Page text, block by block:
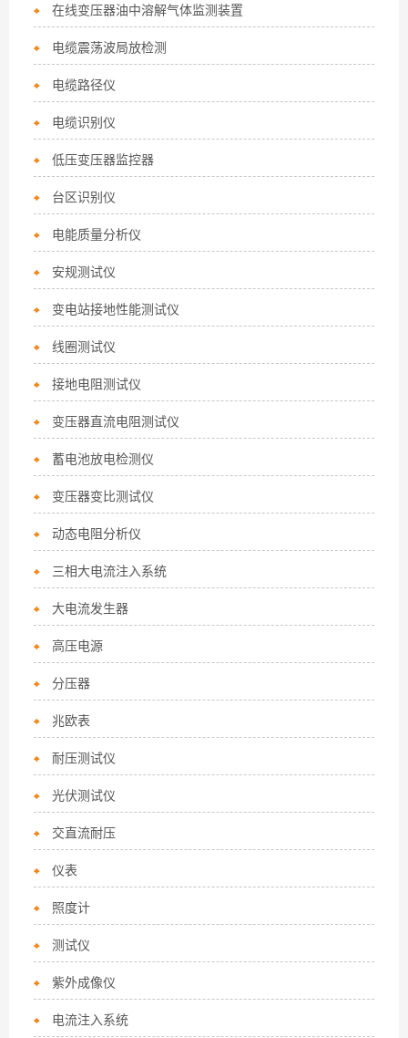
在线变压器油中溶解气体监测装置
电缆震荡波局放检测
电缆路径仪
电缆识别仪
低压变压器监控器
台区识别仪
电能质量分析仪
安规测试仪
变电站接地性能测试仪
线圈测试仪
接地电阻测试仪
变压器直流电阻测试仪
蓄电池放电检测仪
变压器变比测试仪
动态电阻分析仪
三相大电流注入系统
大电流发生器
高压电源
分压器
兆欧表
耐压测试仪
光伏测试仪
交直流耐压
仪表
照度计
测试仪
紫外成像仪
电流注入系统